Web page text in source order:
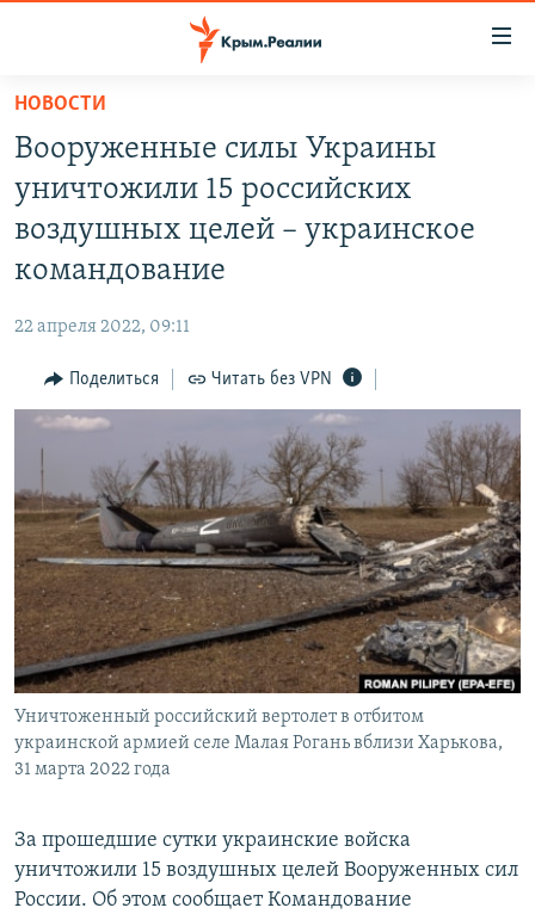
Вернуться
основному
содержанию
Вернутся
главной
Вернутся
поиску
СПЕЦПРОЕКТЫ
ИНТЕРАКТИВ
ИНФОГРАФИКА
ТЕЛЕПРОЕКТ КРЫМ.РЕАЛИИ
СОВЕТЫ ПРАВОЗАЩИТНИКОВ
ПРОПАВШИЕ БЕЗ ВЕСТИ
ПОБЕДИТЕЛЕЙ НЕ СУДЯТ?
КРЫМ.НЕПОКОРЕННЫЙ
ELIFBE
УКРАИНСКАЯ ПРОБЛЕМА КРЫМА
РАДІО СВОБОДА
КАК ОБОЙТИ БЛОКИРОВКУ
Українською
Qırımtatar
ПРИСОЕДИНЯЙТЕСЬ!
Все сайты RFE/RL
НОВОСТИ
Вооруженные силы Украины
уничтожили 15 российских
воздушных целей – украинское
командование
22 апреля 2022, 09:11
Поделиться Читать без VPN
Уничтоженный российский вертолет в отбитом
украинской армией селе Малая Рогань вблизи Харькова,
31 марта 2022 года
За прошедшие сутки украинские войска
уничтожили 15 воздушных целей Вооруженных сил
России. Об этом сообщает Командование